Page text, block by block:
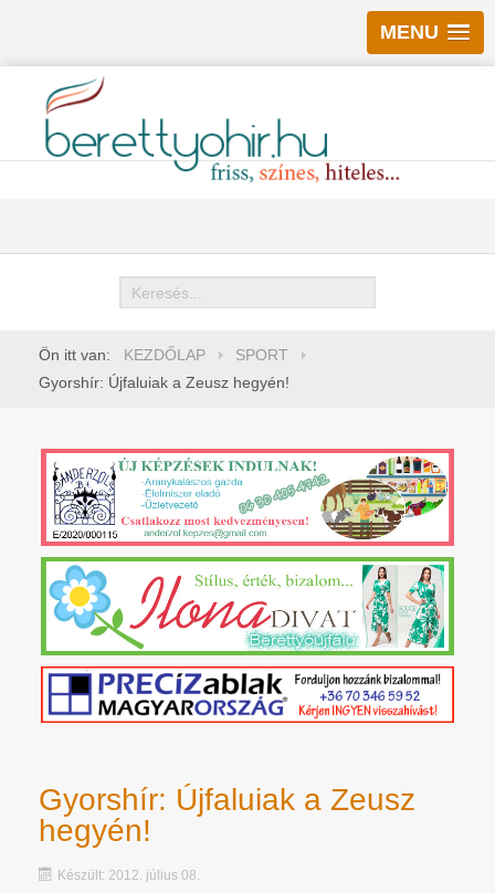
MENU
Keresés
Ön itt van: KEZDŐLAP
SPORT
Gyorshír: Újfaluiak a Zeusz hegyén!
Gyorshír: Újfaluiak a Zeusz
hegyén!
Készült: 2012. július 08.